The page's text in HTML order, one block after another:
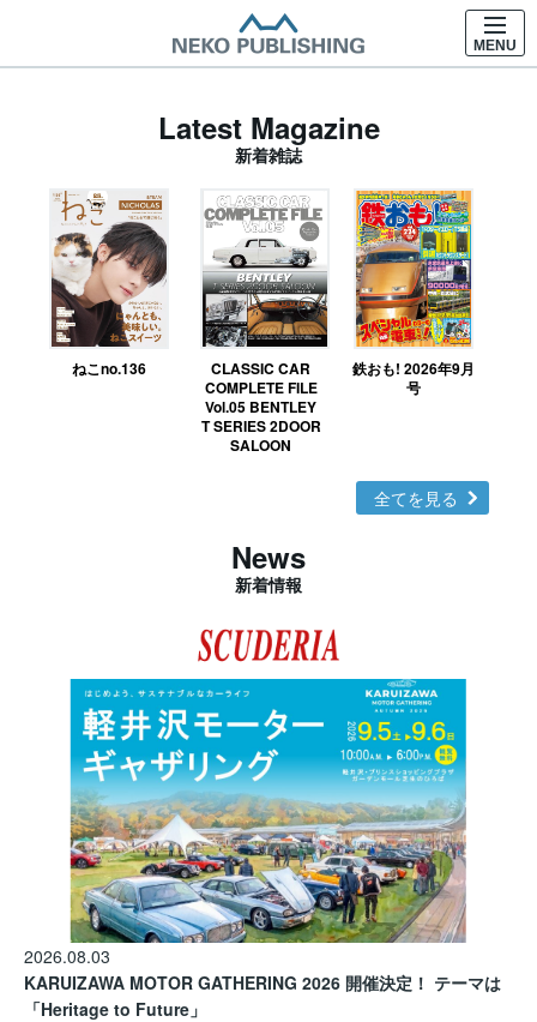
MENU
Latest Magazine
新着雑誌
ねこno.136
CLASSIC CAR
COMPLETE FILE
Vol.05 BENTLEY
T SERIES 2DOOR
SALOON
鉄おも! 2026年9月
号
全てを見る
News
新着情報
2026.08.03
KARUIZAWA MOTOR GATHERING 2026 開催決定！ テーマは
「Heritage to Future」